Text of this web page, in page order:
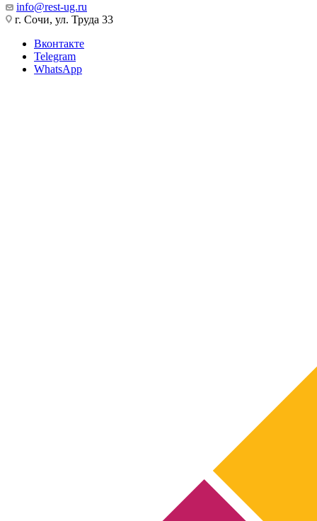
info@rest-ug.ru
г. Сочи, ул. Труда 33
Вконтакте
Telegram
WhatsApp